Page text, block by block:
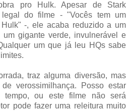
pro Hulk. Apesar de Stark
do filme - "Vocês tem um
-, ele acaba reduzido a um
gigante verde, invulnerável e
um que já leu HQs sabe
traz alguma diversão, mas
verossimilhança. Posso estar
tempo, ou este filme não será
pode fazer uma releitura muito